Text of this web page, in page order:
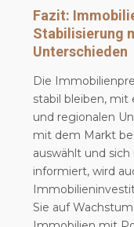
Fazit:
Stabilisierung
Unterschieden
Die
stabil bleiben,
und regionalen
mit dem Markt
auswählt und
informiert, wird
Sie auf